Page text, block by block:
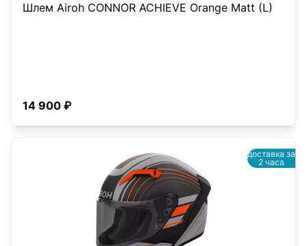
Шлем Airoh CONNOR ACHIEVE Orange Matt (L)
14 900 ₽
доставка за
2 часа